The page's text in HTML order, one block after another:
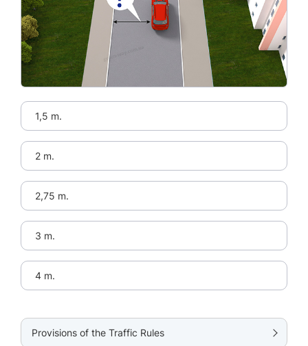
1,5 m.
2 m.
2,75 m.
3 m.
4 m.
Provisions of the Traffic Rules